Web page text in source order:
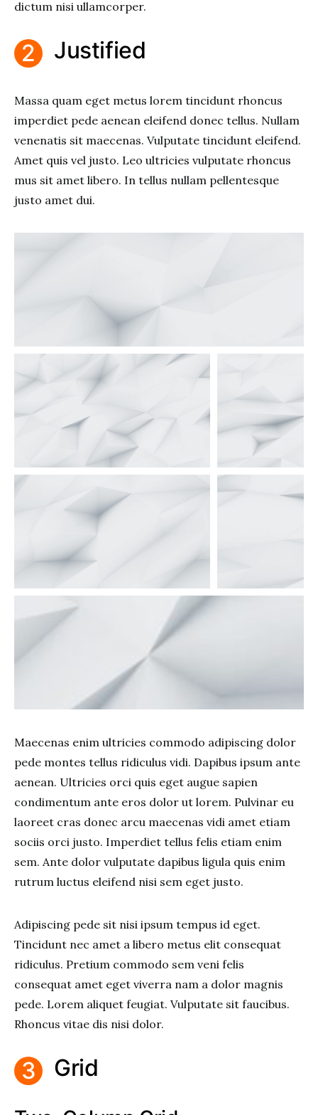
dictum nisi ullamcorper.
Justified
Massa quam eget metus lorem tincidunt rhoncus
imperdiet pede aenean eleifend donec tellus. Nullam
venenatis sit maecenas. Vulputate tincidunt eleifend.
Amet quis vel justo. Leo ultricies vulputate rhoncus
mus sit amet libero. In tellus nullam pellentesque
justo amet dui.
Maecenas enim ultricies commodo adipiscing dolor
pede montes tellus ridiculus vidi. Dapibus ipsum ante
aenean. Ultricies orci quis eget augue sapien
condimentum ante eros dolor ut lorem. Pulvinar eu
laoreet cras donec arcu maecenas vidi amet etiam
sociis orci justo. Imperdiet tellus felis etiam enim
sem. Ante dolor vulputate dapibus ligula quis enim
rutrum luctus eleifend nisi sem eget justo.
Adipiscing pede sit nisi ipsum tempus id eget.
Tincidunt nec amet a libero metus elit consequat
ridiculus. Pretium commodo sem veni felis
consequat amet eget viverra nam a dolor magnis
pede. Lorem aliquet feugiat. Vulputate sit faucibus.
Rhoncus vitae dis nisi dolor.
Grid